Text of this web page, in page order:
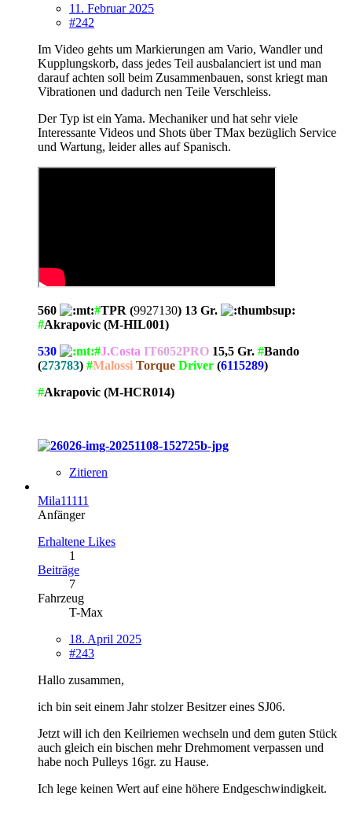
11. Februar 2025
#242
Im Video gehts um Markierungen am Vario, Wandler und
Kupplungskorb, dass jedes Teil ausbalanciert ist und man
darauf achten soll beim Zusammenbauen, sonst kriegt man
Vibrationen und dadurch nen Teile Verschleiss.
Der Typ ist ein Yama. Mechaniker und hat sehr viele
Interessante Videos und Shots über TMax bezüglich Service
und Wartung, leider alles auf Spanisch.
560 #TPR (9927130) 13 Gr.
#Akrapovic (M-HIL001)
530
#J.Costa IT6052PRO 15,5 Gr. #Bando
(273783) #Malossi Torque Driver (6115289)
#Akrapovic (M-HCR014)
Zitieren
Mila11111
Anfänger
Erhaltene Likes
1
Beiträge
7
Fahrzeug
T-Max
18. April 2025
#243
Hallo zusammen,
ich bin seit einem Jahr stolzer Besitzer eines SJ06.
Jetzt will ich den Keilriemen wechseln und dem guten Stück
auch gleich ein bischen mehr Drehmoment verpassen und
habe noch Pulleys 16gr. zu Hause.
Ich lege keinen Wert auf eine höhere Endgeschwindigkeit.